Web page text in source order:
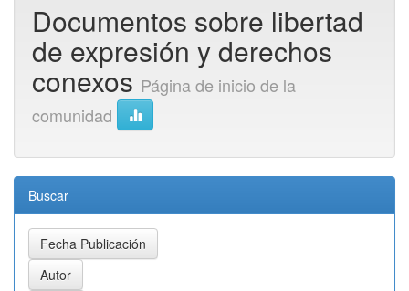
Documentos sobre libertad
de expresión y derechos
conexos Página de inicio de la
comunidad
Buscar